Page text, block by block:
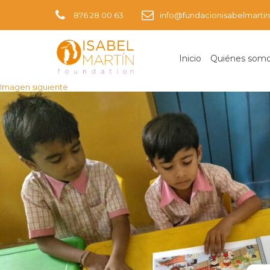
876 28 00 63
Inicio Quiénes
Imagen siguiente